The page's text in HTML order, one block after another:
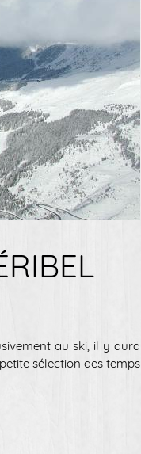
au ski, il y aura
sélection des temps